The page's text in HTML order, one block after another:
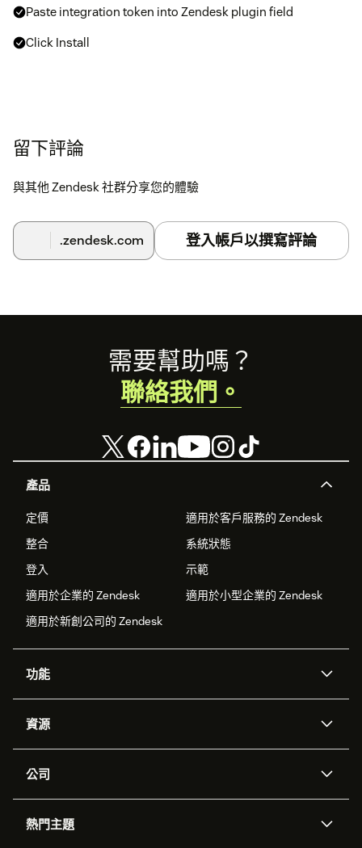
Paste integration token into Zendesk plugin field
Click Install
留下評論
與其他 Zendesk 社群分享您的體驗
.zendesk.com 登入帳戶以撰寫評論
產品
定價
適用於客戶服務的 Zendesk
整合
系統狀態
登入
示範
適用於企業的 Zendesk
適用於小型企業的 Zendesk
適用於新創公司的 Zendesk
功能
Zendesk 人工智慧
工單處理
資源
API 和開發者
客戶案例
公司
職涯
熱門主題
需要幫助嗎？
聯絡我們。